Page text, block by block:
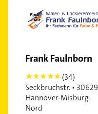
Vahrenheide
Vahrenwald
Wülfel
Wülferode
Wettbergen
Frank Faulnborn
5
(34)
Seckbruchstr. • 30629
Hannover-Misburg-
Nord